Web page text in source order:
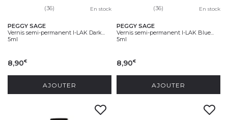
(36) En stock
PEGGY SAGE
Vernis semi-permanent I-LAK Dark...
5ml
8,90€
AJOUTER
(36) En stock
PEGGY SAGE
Vernis semi-permanent I-LAK Blue...
5ml
8,90€
AJOUTER